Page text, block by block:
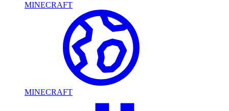
MINECRAFT
MINECRAFT